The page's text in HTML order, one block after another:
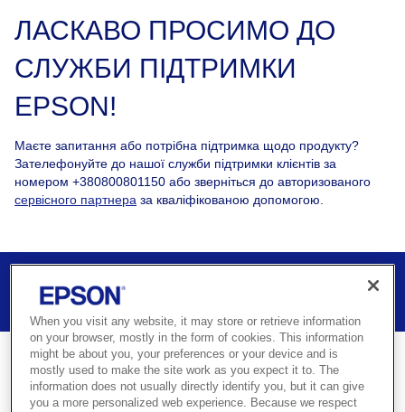
ЛАСКАВО ПРОСИМО ДО
СЛУЖБИ ПІДТРИМКИ
EPSON!
Маєте запитання або потрібна підтримка щодо продукту?
Зателефонуйте до нашої служби підтримки клієнтів за
номером +380800801150 або зверніться до авторизованого
сервісного партнера за кваліфікованою допомогою.
РЕЄСТРАЦІЯ ВАШОГО ПРОДУКТУ
ЗАРЕЄСТРУВАТИ COVERPLUS
When you visit any website, it may store or retrieve information
on your browser, mostly in the form of cookies. This information
might be about you, your preferences or your device and is
mostly used to make the site work as you expect it to. The
information does not usually directly identify you, but it can give
you a more personalized web experience. Because we respect